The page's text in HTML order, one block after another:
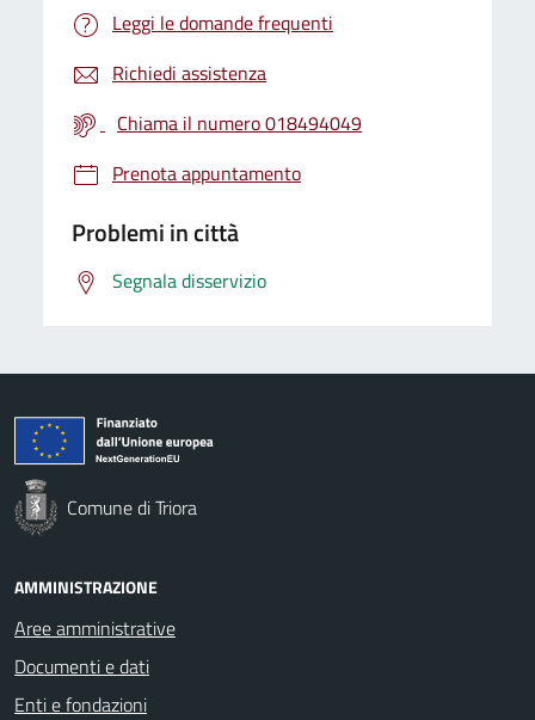
Leggi le domande frequenti
Richiedi assistenza
Chiama il numero 018494049
Prenota appuntamento
Problemi in città
Segnala disservizio
Comune di Triora
AMMINISTRAZIONE
Aree amministrative
Documenti e dati
Enti e fondazioni